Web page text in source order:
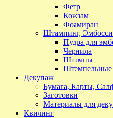
Фетр
Кожзам
Фоамиран
Штампинг,
Пудра для
Чернила
Штампы
Штемпельные
Декупаж
Бумага, Карты,
Заготовки
Материалы для
Квилинг